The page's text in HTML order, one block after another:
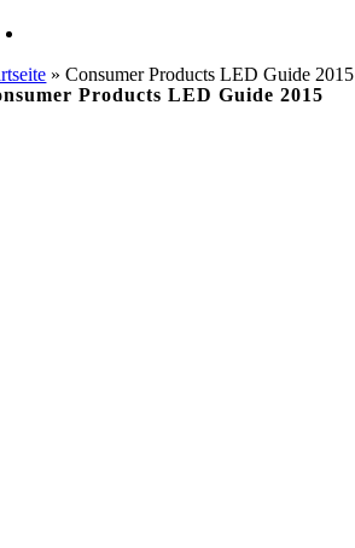
»Consumer Products LED Guide 2015
Products LED Guide 2015